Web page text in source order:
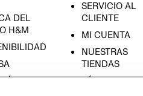
DEL
H&M
CON
SERVICIO AL
CLIENTE
MI CUENTA
NUESTRAS
TIENDAS
TÉRMINOS Y